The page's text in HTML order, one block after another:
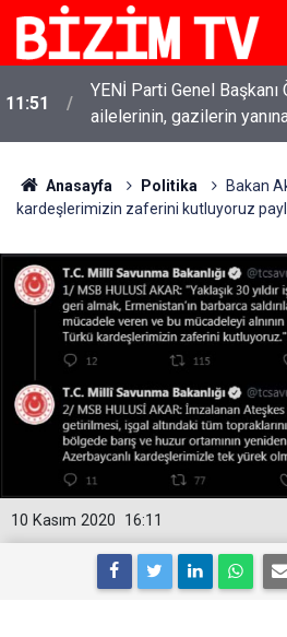
11:51
YENİ Parti Genel
ailelerinin, gazilerin
gözüne
Anasayfa Politika
Bakan
kardeşlerimizin zaferini kutluyoruz
16:11
10 Kasım 2020